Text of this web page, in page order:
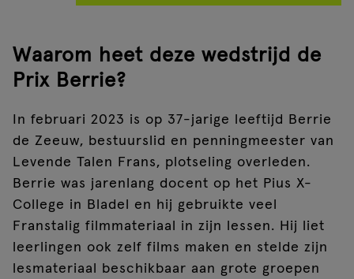
Waarom heet deze wedstrijd de
Prix Berrie?
In februari 2023 is op 37-jarige leeftijd Berrie
de Zeeuw, bestuurslid en penningmeester van
Levende Talen Frans, plotseling overleden.
Berrie was jarenlang docent op het Pius X-
College in Bladel en hij gebruikte veel
Franstalig filmmateriaal in zijn lessen. Hij liet
leerlingen ook zelf films maken en stelde zijn
lesmateriaal beschikbaar aan grote groepen